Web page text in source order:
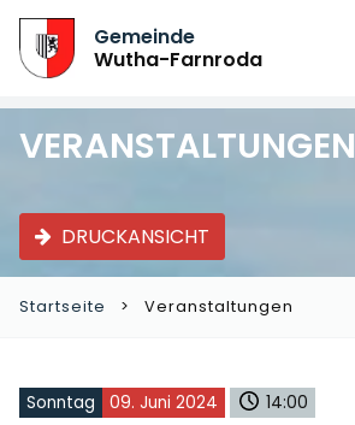
Gemeinde
Wutha-Farnroda
VERANSTALTUNGEN
DRUCKANSICHT
Startseite Veranstaltungen
Sonntag 09. Juni 2024 14:00